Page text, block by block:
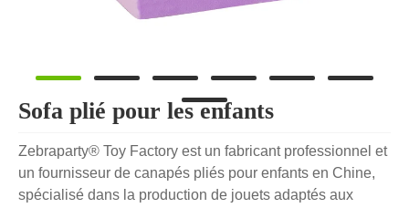
Sofa plié pour les enfants
Zebraparty® Toy Factory est un fabricant professionnel et
un fournisseur de canapés pliés pour enfants en Chine,
spécialisé dans la production de jouets adaptés aux